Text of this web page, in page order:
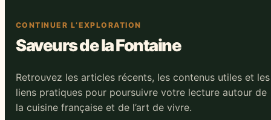
CONTINUER L’EXPLORATION
Saveurs de la Fontaine
Retrouvez les articles récents, les contenus utiles et les
liens pratiques pour poursuivre votre lecture autour de
la cuisine française et de l’art de vivre.